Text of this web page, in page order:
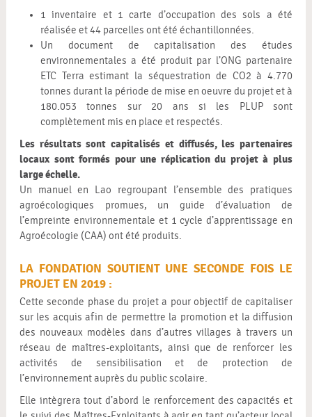
1 inventaire et 1 carte d’occupation des sols a été
réalisée et 44 parcelles ont été échantillonnées.
Un document de capitalisation des études
environnementales a été produit par l’ONG partenaire
ETC Terra estimant la séquestration de CO2 à 4.770
tonnes durant la période de mise en oeuvre du projet et à
180.053 tonnes sur 20 ans si les PLUP sont
complètement mis en place et respectés.
Les résultats sont capitalisés et diffusés, les partenaires
locaux sont formés pour une réplication du projet à plus
large échelle.
Un manuel en Lao regroupant l’ensemble des pratiques
agroécologiques promues, un guide d’évaluation de
l’empreinte environnementale et 1 cycle d’apprentissage en
Agroécologie (CAA) ont été produits.
LA FONDATION SOUTIENT UNE SECONDE FOIS LE
PROJET EN 2019 :
Cette seconde phase du projet a pour objectif de capitaliser
sur les acquis afin de permettre la promotion et la diffusion
des nouveaux modèles dans d’autres villages à travers un
réseau de maîtres-exploitants, ainsi que de renforcer les
activités de sensibilisation et de protection de
l’environnement auprès du public scolaire.
Elle intègrera tout d’abord le renforcement des capacités et